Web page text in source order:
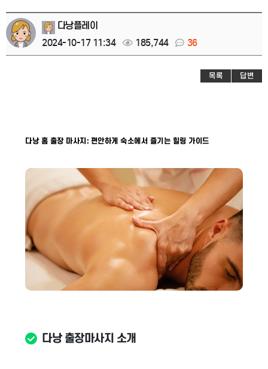
다낭플레이
2024-10-17 11:34
185,744 36
목록 답변
다낭 홈 출장 마사지: 편안하게 숙소에서 즐기는 힐링 가이드
다낭 출장마사지 소개